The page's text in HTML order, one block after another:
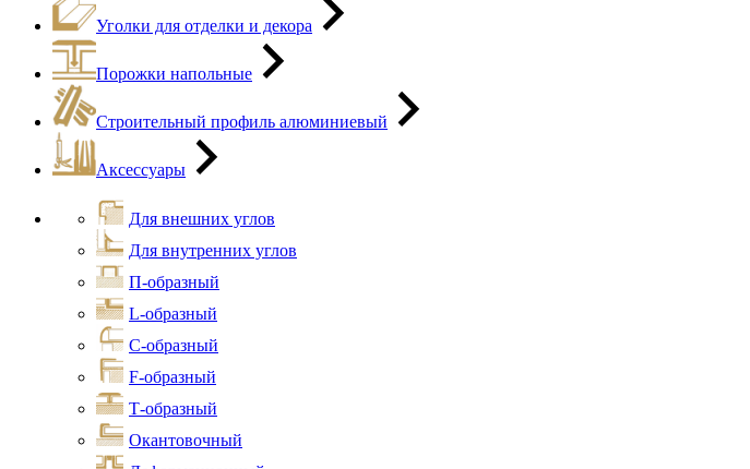
Уголки для отделки и декора
Порожки напольные
Строительный профиль алюминиевый
Аксессуары
Для внешних углов
Для внутренних углов
П-образный
L-образный
С-образный
F-образный
Т-образный
Окантовочный